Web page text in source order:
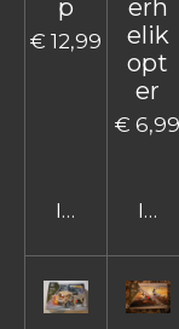
p
€ 12,99
In
erh
elik
opt
er
€ 6,99
In